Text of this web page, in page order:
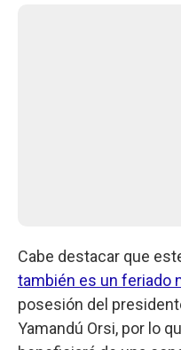
Cabe destacar que
también es un feriado
posesión del
Yamandú Orsi, por lo